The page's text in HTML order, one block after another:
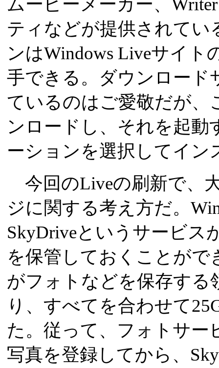
ムービーメーカー、
ティなどが提供されて
ンはWindows Liveサイト
手できる。ダウンロード
ているのはご愛敬だが
ンロードし、それを起
ーションを選択してイン
今回のLiveの刷新で、
ジに関する考え方だ。
SkyDriveというサービス
を保管しておくことが
がフォトなどを保存す
り、すべてを合わせて
た。従って、フォトサ
写真を登録してから、